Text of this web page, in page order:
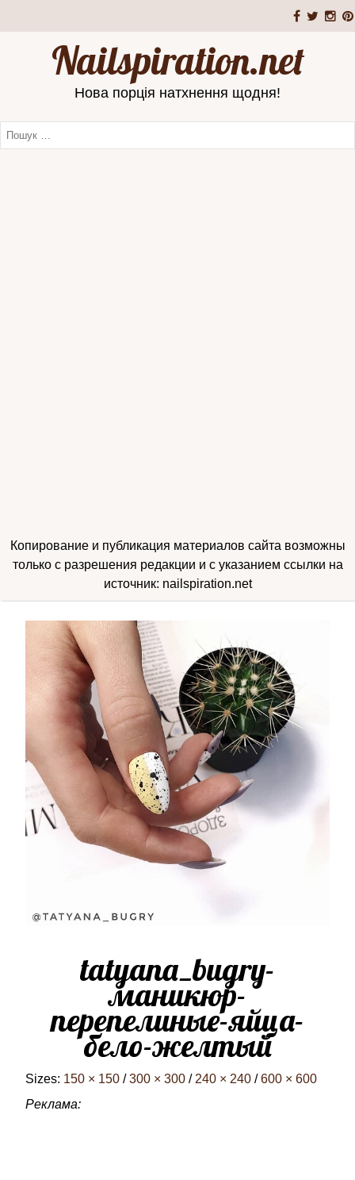
Nailspiration.net
Нова порція натхнення щодня!
Копирование и публикация материалов сайта возможны
только с разрешения редакции и с указанием ссылки на
источник: nailspiration.net
tatyana_bugry-
маникюр-
перепелиные-яйца-
бело-желтый
Sizes: 150 × 150 / 300 × 300 / 240 × 240 / 600 × 600
Реклама: